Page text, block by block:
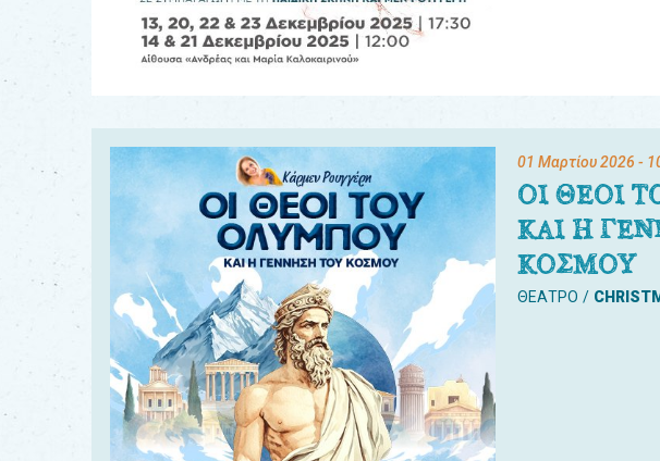
01 Μαρτίου 2026 -
ΟΙ ΘΕΟΙ
ΚΑΙ Η
ΚΟΣΜΟΥ
ΘΕΑΤΡΟ